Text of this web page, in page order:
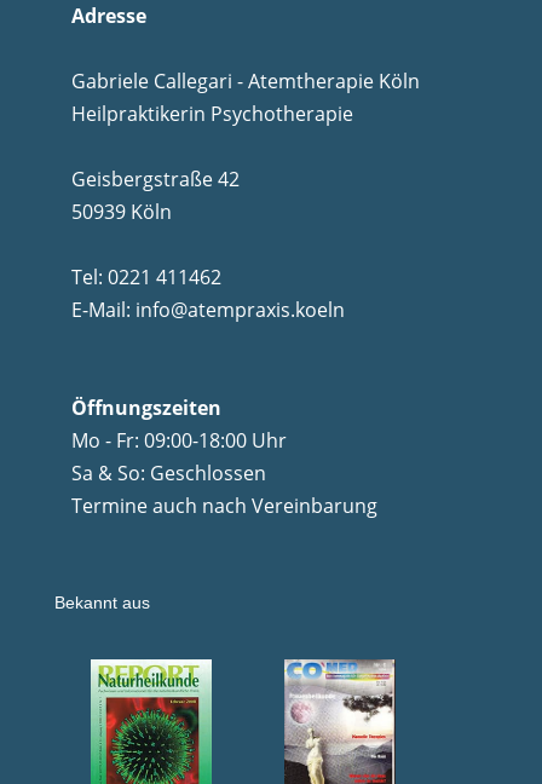
Adresse
Gabriele Callegari - Atemtherapie Köln
Heilpraktikerin Psychotherapie
Geisbergstraße 42
50939 Köln
Tel: 0221 411462
E-Mail: info@atempraxis.koeln
Öffnungszeiten
Mo - Fr: 09:00-18:00 Uhr
Sa & So: Geschlossen
Termine auch nach Vereinbarung
Bekannt aus